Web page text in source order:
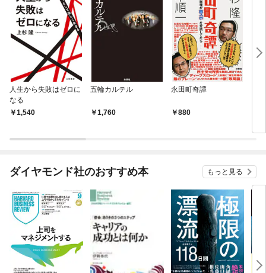
人生から失敗はゼロに
なる
1,540
五輪カルテル
1,760
永田町奇譚
880
ダイヤモンド社のおすすめ本 もっと見る